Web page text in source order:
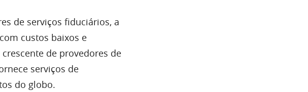
de serviços fiduciários, a
custos baixos e
de provedores de
serviços de
do globo.